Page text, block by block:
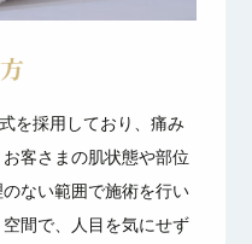
を採用しており、痛み
客さまの肌状態や部位
ない範囲で施術を行い
間で、人目を気にせず